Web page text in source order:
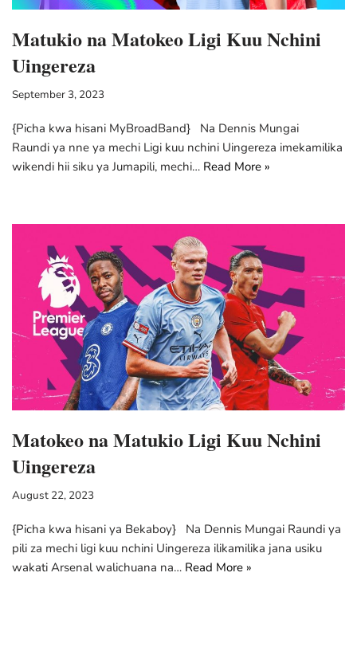
Matukio na Matokeo Ligi Kuu Nchini
Uingereza
September 3, 2023
{Picha kwa hisani MyBroadBand} Na Dennis Mungai
Raundi ya nne ya mechi Ligi kuu nchini Uingereza imekamilika
wikendi hii siku ya Jumapili, mechi… Read More »
Matokeo na Matukio Ligi Kuu Nchini
Uingereza
August 22, 2023
{Picha kwa hisani ya Bekaboy} Na Dennis Mungai Raundi ya
pili za mechi ligi kuu nchini Uingereza ilikamilika jana usiku
wakati Arsenal walichuana na… Read More »